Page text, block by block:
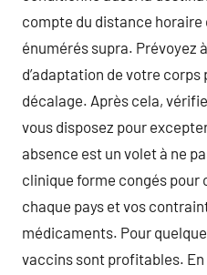
compte du distance
énumérés supra. Prévoyez
d’adaptation de votre corps
décalage. Après cela,
vous disposez pour
absence est un volet à ne
clinique forme congés pour
chaque pays et vos
médicaments. Pour
vaccins sont profitables.